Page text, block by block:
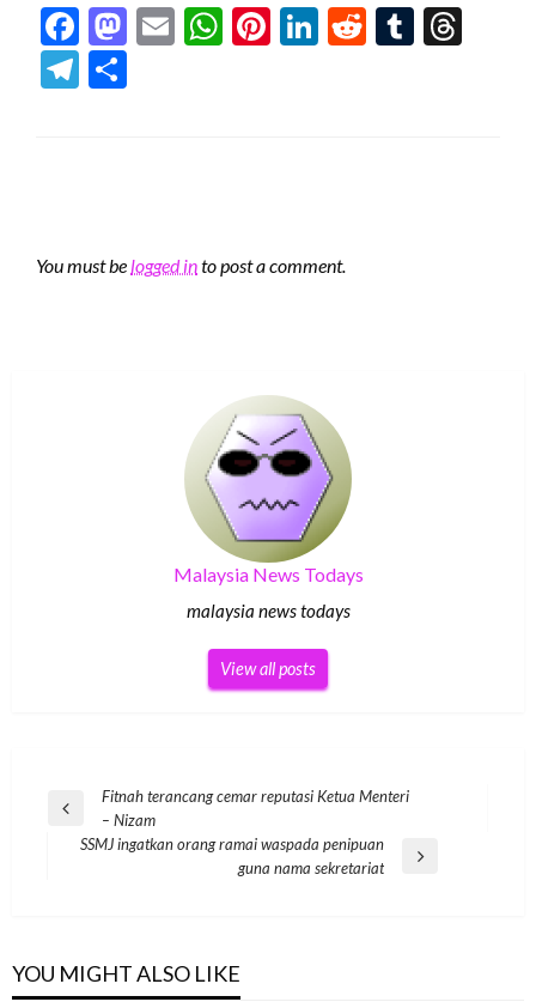
Facebook
Mastodon
EmailWhatsApp
Pinterest
LinkedIn
RedditTumblr
Telegram
You must be logged into post a comment.
Malaysia News Todays
malaysia news todays
View all posts
Post
navigation
Previous
Fitnah terancang cemar reputasi Ketua Menteri
– Nizam
SSMJ ingatkan orang ramai waspada penipuan
guna nama sekretariat
YOU MIGHT ALSO LIKE